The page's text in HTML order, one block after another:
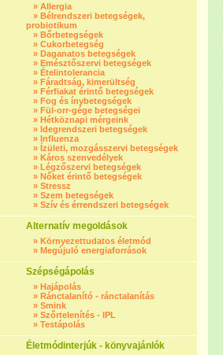
» Allergia
» Bélrendszeri betegségek,
probiotikum
» Bőrbetegségek
» Cukorbetegség
» Daganatos betegségek
» Emésztőszervi betegségek
» Ételintolerancia
» Fáradtság, kimerültség
» Férfiakat érintő betegségek
» Fog és ínybetegségek
» Fül-orr-gége betegségei
» Hétköznapi mérgeink
» Idegrendszeri betegségek
» Influenza
» Ízületi, mozgásszervi betegségek
» Káros szenvedélyek
» Légzőszervi betegségek
» Nőket érintő betegségek
» Stressz
» Szem betegségek
» Szív és érrendszeri betegségek
Alternatív megoldások
» Környezettudatos életmód
» Megújuló energiaforrások
Szépségápolás
» Hajápolás
» Ránctalanító - ránctalanítás
» Smink
» Szőrtelenítés - IPL
» Testápolás
Életmódinterjúk - könyvajánlók